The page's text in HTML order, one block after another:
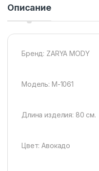
Описание
Бренд: ZARYA MODY
Модель: М-1061
Длина изделия: 80 см.
Цвет: Авокадо